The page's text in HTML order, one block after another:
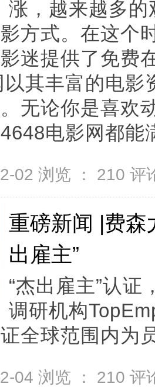
涨，越来越多
方式。在这个
迷提供了免费
其丰富的电影
无论你是喜欢
电影网都
02 浏览 ： 210 评
重磅新闻 |费森
出雇主”
“杰出雇主”认
调研机构
全球范围内为
04 浏览 ： 210 评